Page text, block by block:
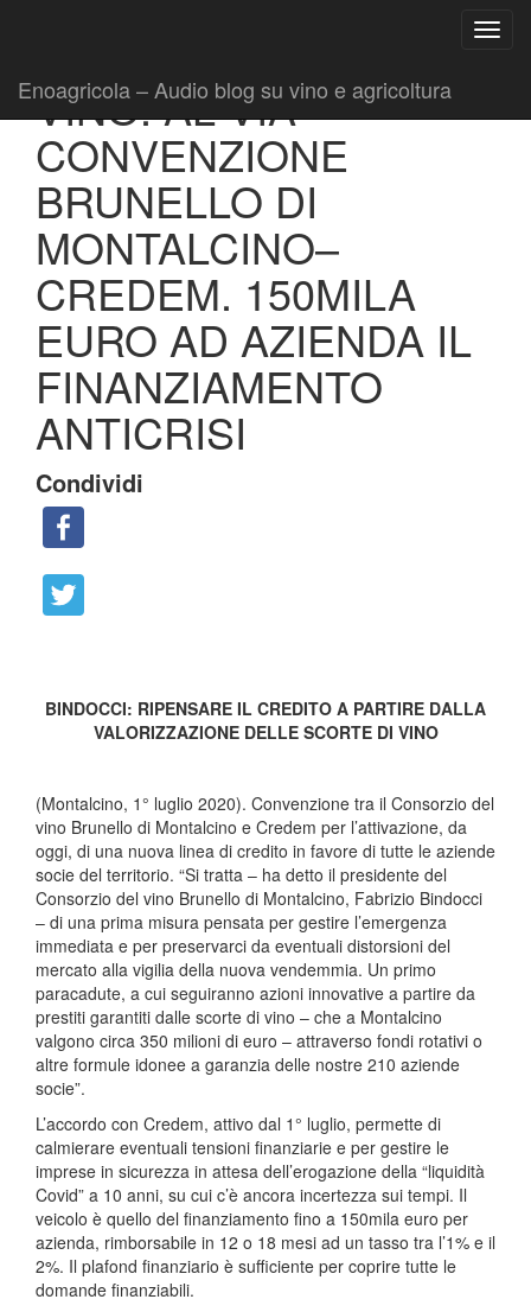
Enoagricola – Audio blog su vino e agricoltura
VINO: AL VIA
CONVENZIONE
BRUNELLO DI
MONTALCINO–
CREDEM. 150MILA
EURO AD AZIENDA IL
FINANZIAMENTO
ANTICRISI
Condividi
BINDOCCI: RIPENSARE IL CREDITO A PARTIRE DALLA
VALORIZZAZIONE DELLE SCORTE DI VINO
(Montalcino, 1° luglio 2020). Convenzione tra il Consorzio del
vino Brunello di Montalcino e Credem per l’attivazione, da
oggi, di una nuova linea di credito in favore di tutte le aziende
socie del territorio. “Si tratta – ha detto il presidente del
Consorzio del vino Brunello di Montalcino, Fabrizio Bindocci
– di una prima misura pensata per gestire l’emergenza
immediata e per preservarci da eventuali distorsioni del
mercato alla vigilia della nuova vendemmia. Un primo
paracadute, a cui seguiranno azioni innovative a partire da
prestiti garantiti dalle scorte di vino – che a Montalcino
valgono circa 350 milioni di euro – attraverso fondi rotativi o
altre formule idonee a garanzia delle nostre 210 aziende
socie”.
L’accordo con Credem, attivo dal 1° luglio, permette di
calmierare eventuali tensioni finanziarie e per gestire le
imprese in sicurezza in attesa dell’erogazione della “liquidità
Covid” a 10 anni, su cui c’è ancora incertezza sui tempi. Il
veicolo è quello del finanziamento fino a 150mila euro per
azienda, rimborsabile in 12 o 18 mesi ad un tasso tra l’1% e il
2%. Il plafond finanziario è sufficiente per coprire tutte le
domande finanziabili.